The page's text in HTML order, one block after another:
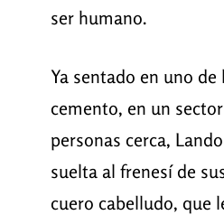
ser humano.
Ya sentado en uno
cemento, en un
personas cerca,
suelta al frenesí de
cuero cabelludo, que